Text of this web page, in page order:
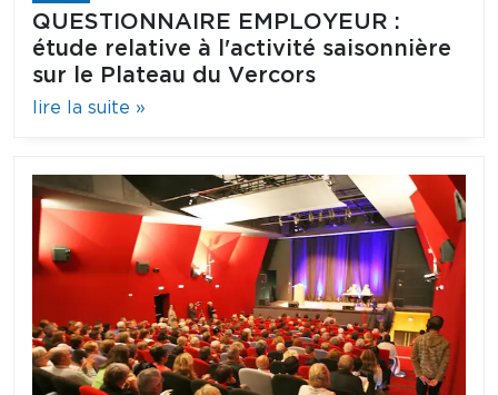
QUESTIONNAIRE EMPLOYEUR :
étude relative à l'activité saisonnière
sur le Plateau du Vercors
lire la suite »